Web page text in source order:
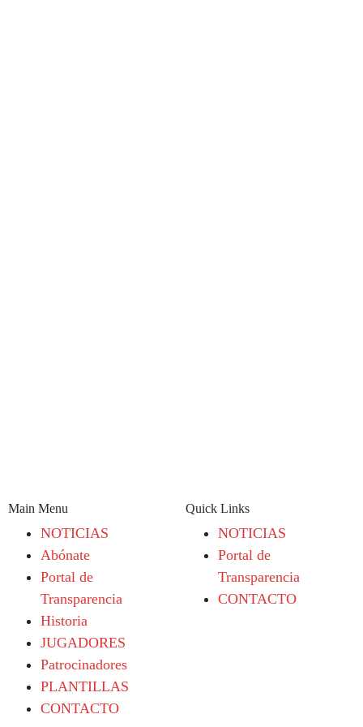
Main Menu
NOTICIAS
Abónate
Portal de
Transparencia
Historia
JUGADORES
Patrocinadores
PLANTILLAS
CONTACTO
Quick Links
NOTICIAS
Portal de
Transparencia
CONTACTO